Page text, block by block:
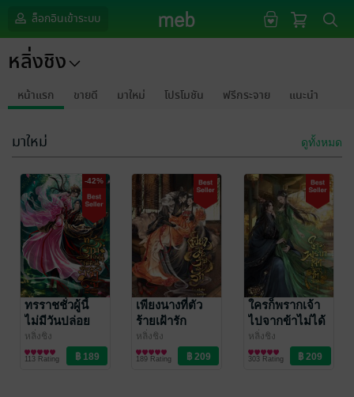
ล็อกอินเข้าระบบ
หลิ่งชิง
หน้าแรก ขายดี มาใหม่ โปรโมชัน ฟรีกระจาย แนะนำ
มาใหม่ ดูทั้งหมด
-42%
ทรราชชั่วผู้นี้
ไม่มีวันปล่อย
เจ้าไป
หลิ่งชิง
นิยายรักจีนโบราณ
113 Rating
เพียงนางที่ตัว
ร้ายเฝ้ารัก
หลิ่งชิง
นิยายรักจีนโบราณ
189 Rating
ใครก็พรากเจ้า
ไปจากข้าไม่ได้
หลิ่งชิง
นิยายรักจีนโบราณ
303 Rating